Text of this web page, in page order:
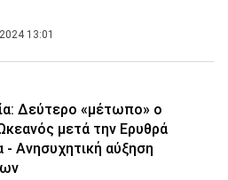
13:01
Δεύτερο «μέτωπο» ο
Ωκεανός μετά την Ερυθρά
- Ανησυχητική αύξηση